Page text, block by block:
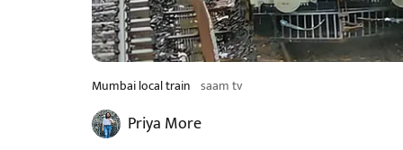
Mumbai local train saam tv
Priya More